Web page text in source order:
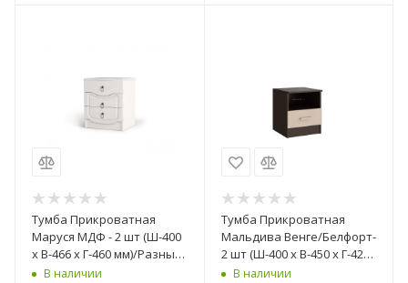
Тумба Прикроватная
Маруся МДФ - 2 шт (Ш-400
x В-466 x Г-460 мм)/Разные
Цвета
В наличии
Тумба Прикроватная
Мальдива Венге/Белфорт-
2 шт (Ш-400 х В-450 х Г-420
мм)-2 шт
В наличии